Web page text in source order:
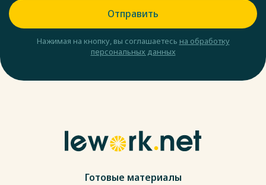
Отправить
Нажимая на кнопку, вы соглашаетесь на обработку
персональных данных
Готовые материалы